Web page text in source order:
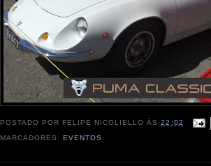
POSTADO POR FELIPE NICOLIELLO ÀS22:02
MARCADORES:EVENTOS